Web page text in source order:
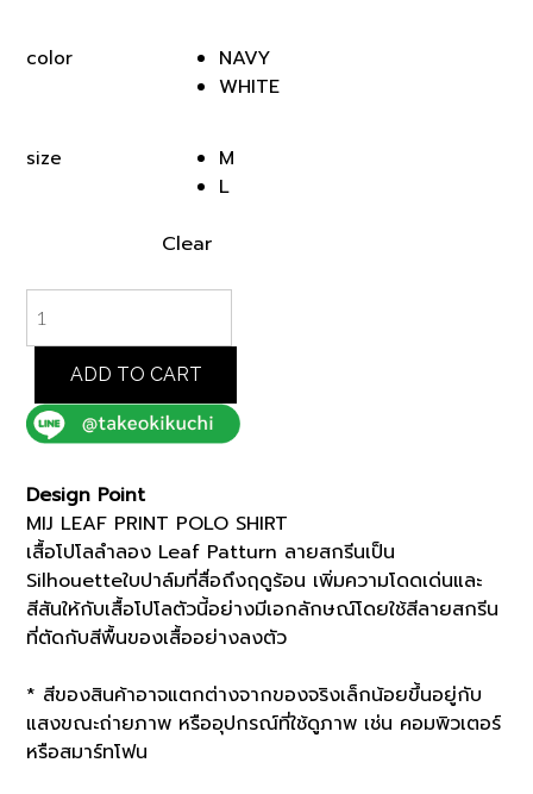
was:
฿6,000.00.฿5,100.00.
color
NAVY
WHITE
size
M
L
Clear
LEAF
PRINT
POLO
SHIRT
(07035067)
*ECS
ADD TO CART
Design Point
MIJ LEAF PRINT POLO SHIRT
เสื้อโปโลลำลอง Leaf Patturn ลายสกรีนเป็น
Silhouetteใบปาล์มที่สื่อถึงฤดูร้อน เพิ่มความโดดเด่นและ
สีสันให้กับเสื้อโปโลตัวนี้อย่างมีเอกลักษณ์โดยใช้สีลายสกรีน
ที่ตัดกับสีพื้นของเสื้ออย่างลงตัว
* สีของสินค้าอาจแตกต่างจากของจริงเล็กน้อยขึ้นอยู่กับ
แสงขณะถ่ายภาพ หรืออุปกรณ์ที่ใช้ดูภาพ เช่น คอมพิวเตอร์
หรือสมาร์ทโฟน